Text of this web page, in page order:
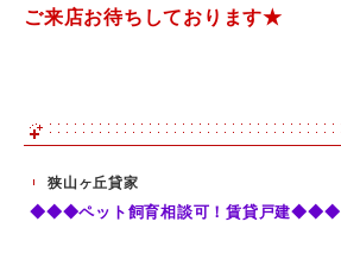
ご来店お待ちしております★
狭山ヶ丘貸家
◆◆◆ペット飼育相談可！賃貸戸建◆◆◆